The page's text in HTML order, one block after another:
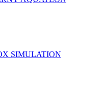
SIMULATION